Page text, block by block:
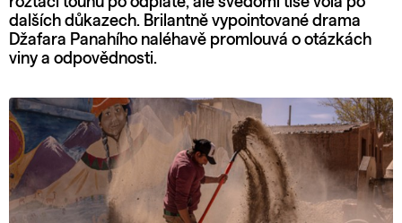
dalších důkazech. Brilantně vypointované drama
Džafara Panahího naléhavě promlouvá o otázkách
viny a odpovědnosti.